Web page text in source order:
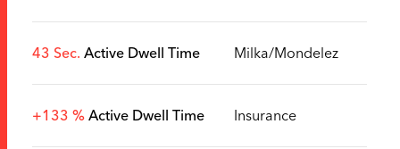
43 Sec. Active Dwell Time Milka/Mondelez
+133 % Active Dwell Time Insurance